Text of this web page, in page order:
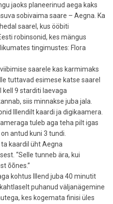
jaoks planeerinud aega kaks
sobivaima saare – Aegna. Ka
saarel, kus ööbiti
robinsonid, kes mängus
tingimustes: Flora
saarele kas karmimaks
tuttavad esimese katse saarel
kell 9 starditi laevaga
siis minnakse juba jala.
Illendilt kaardi ja digikaamera.
tuleb aga teha pilt igas
antud kuni 3 tundi.
ta kaardil üht Aegna
“Selle tunneb ära, kui
õõnes.”
kohtus Illend juba 40 minutit
puhanud väljanägemine
kes kogemata finisi üles